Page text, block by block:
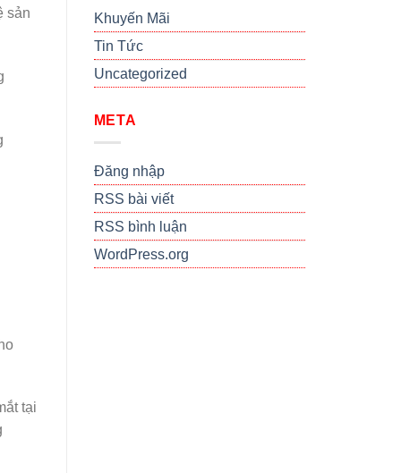
sản
tại
Khuyến Mãi
Tin Tức
Uncategorized
META
Đăng nhập
RSS bài viết
RSS bình luận
WordPress.org